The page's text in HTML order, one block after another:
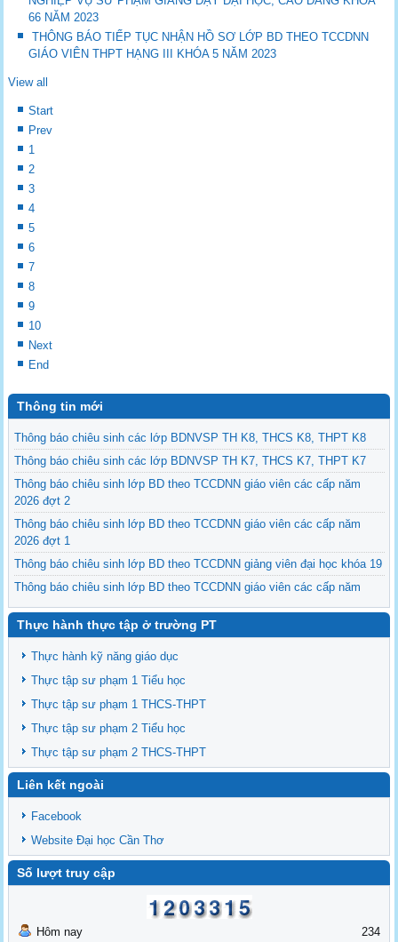
66 NĂM 2023
THÔNG BÁO TIẾP TỤC NHẬN HỒ SƠ LỚP BD THEO TCCDNN
GIÁO VIÊN THPT HẠNG III KHÓA 5 NĂM 2023
View all
Start
Prev
1
2
3
4
5
6
7
8
9
10
Next
End
Thông tin mới
Thông báo chiêu sinh các lớp BDNVSP TH K8, THCS K8, THPT K8
Thông báo chiêu sinh các lớp BDNVSP TH K7, THCS K7, THPT K7
Thông báo chiêu sinh lớp BD theo TCCDNN giáo viên các cấp năm
2026 đợt 2
Thông báo chiêu sinh lớp BD theo TCCDNN giáo viên các cấp năm
2026 đợt 1
Thông báo chiêu sinh lớp BD theo TCCDNN giảng viên đại học khóa 19
Thông báo chiêu sinh lớp BD theo TCCDNN giáo viên các cấp năm
Thông báo chiêu sinh các lớp BDNVSP TH K6, THCS K6, THPT K6
Thông báo chiêu sinh lớp BD NVSP cấp chứng nhận khóa 4 năm 2025
Thông báo chiêu sinh lớp BD NVSP dạy đại học, cao đẳng, trung cấp
cấp chứng nhận khóa 03
Thông báo tổng khai giảng các lớp BDNVSP TH K5, THCS K5, THPT
K5
Thực hành thực tập ở trường PT
Thực hành kỹ năng giáo dục
Thực tập sư phạm 1 Tiểu học
Thực tập sư phạm 1 THCS-THPT
Thực tập sư phạm 2 Tiểu học
Thực tập sư phạm 2 THCS-THPT
Liên kết ngoài
Facebook
Website Đại học Cần Thơ
Số lượt truy cập
Hôm nay 234